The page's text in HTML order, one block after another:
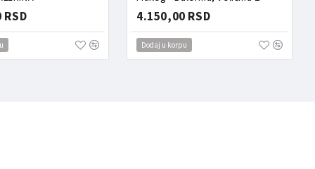
4.150,00 RSD
Dodaj u korpu